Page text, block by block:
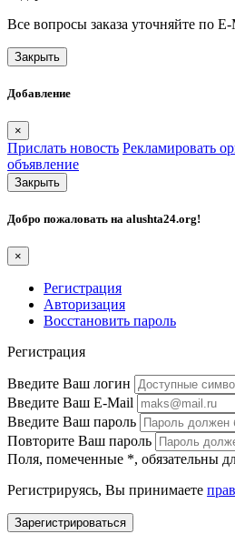
Все вопросы заказа уточняйте по
Закрыть
Добавление
×
Прислать новость Рекламировать
объявление
Закрыть
Добро пожаловать на alushta24.org!
×
Регистрация
Авторизация
Восстановить пароль
Регистрация
Введите Ваш логин
Введите Ваш E-Mail
Введите Ваш пароль
Повторите Ваш пароль
Поля, помеченные *, обязательны
Регистрируясь, Вы принимаете